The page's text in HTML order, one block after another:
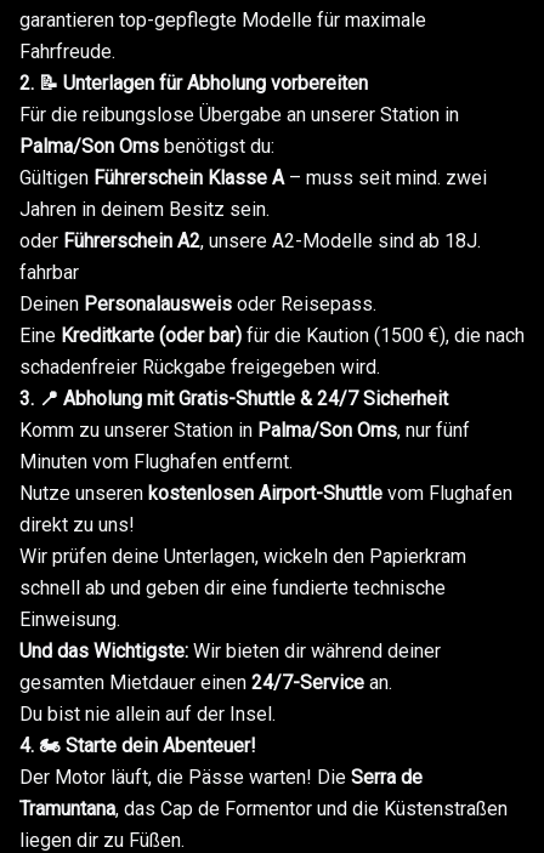
garantieren top-gepflegte Modelle für maximale
Fahrfreude.
2. 📝 Unterlagen für Abholung vorbereiten
Für die reibungslose Übergabe an unserer Station in
Palma/Son Oms benötigst du:
Gültigen Führerschein Klasse A– muss seit mind. zwei
Jahren in deinem Besitz sein.
oder Führerschein A2, unsere A2-Modelle sind ab 18J.
fahrbar
Deinen Personalausweis oder Reisepass.
Eine Kreditkarte (oder bar) für die Kaution (1500 €), die nach
schadenfreier Rückgabe freigegeben wird.
3. 📍 Abholung mit Gratis-Shuttle & 24/7 Sicherheit
Komm zu unserer Station in Palma/Son Oms, nur fünf
Minuten vom Flughafen entfernt.
Nutze unseren kostenlosen Airport-Shuttle vom Flughafen
direkt zu uns!
Wir prüfen deine Unterlagen, wickeln den Papierkram
schnell ab und geben dir eine fundierte technische
Einweisung.
Und das Wichtigste: Wir bieten dir während deiner
gesamten Mietdauer einen 24/7-Service an.
Du bist nie allein auf der Insel.
4. 🏍️ Starte dein Abenteuer!
Der Motor läuft, die Pässe warten! Die Serra de
Tramuntana, das Cap de Formentor und die Küstenstraßen
liegen dir zu Füßen.